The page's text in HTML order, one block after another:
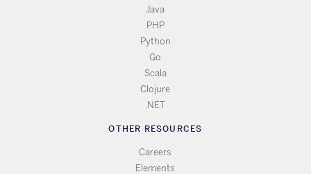
Java
PHP
Python
Go
Scala
Clojure
.NET
OTHER RESOURCES
Careers
Elements